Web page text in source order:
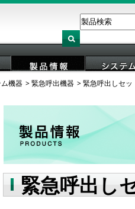
製品情報 システ
機器 緊急呼出機器 緊急呼出しセ
緊急呼出し